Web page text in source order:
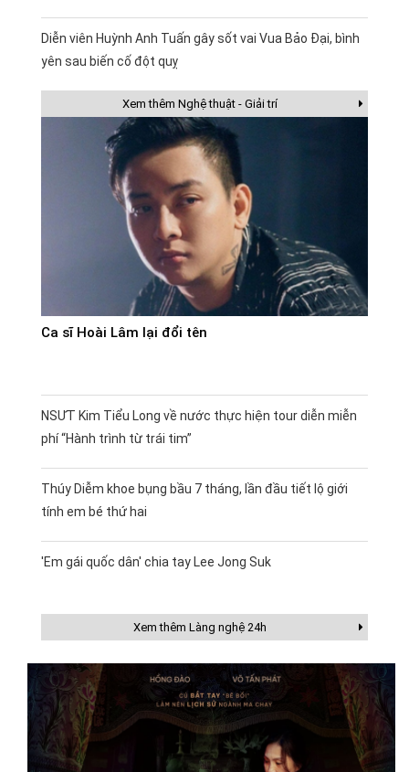
Diễn viên Huỳnh Anh Tuấn gây sốt vai Vua Bảo Đại, bình
yên sau biến cố đột quỵ
Xem thêm Nghệ thuật - Giải trí
Ca sĩ Hoài Lâm lại đổi tên
NSƯT Kim Tiểu Long về nước thực hiện tour diễn miễn
phí “Hành trình từ trái tim”
Thúy Diễm khoe bụng bầu 7 tháng, lần đầu tiết lộ giới
tính em bé thứ hai
'Em gái quốc dân' chia tay Lee Jong Suk
Xem thêm Làng nghệ 24h